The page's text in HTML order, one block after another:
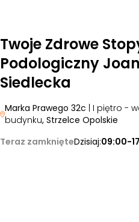
Twoje Zdrowe
Podologiczny
Siedlecka
Marka Prawego 32c | I piętro -
budynku, Strzelce Opolskie
Teraz zamknięteDzisiaj:09:00-